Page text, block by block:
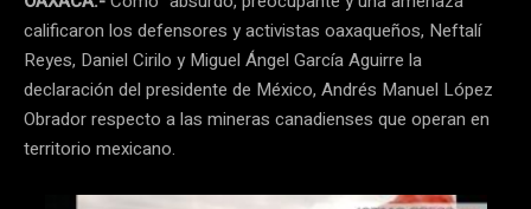
calificaron los defensores y activistas oaxaqueños, Neftalí
Reyes, Daniel Cirilo y Miguel Ángel García Aguirre la
declaración del presidente de México, Andrés Manuel López
Obrador respecto a las mineras canadienses que operan en
territorio mexicano.